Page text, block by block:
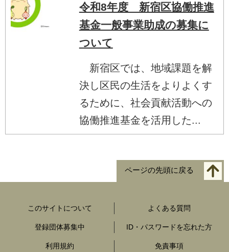
令和8年度 新宿区協働推進
基金一般事業助成の募集に
ついて
新宿区では、地域課題を解
決し区民の生活をよりよくす
るために、社会貢献活動への
協働推進基金を活用した...
ページの先頭に戻る
このサイトについて よくある質問
登録団体募集中 ID・パスワードを忘れた方
利用規約 免責事項